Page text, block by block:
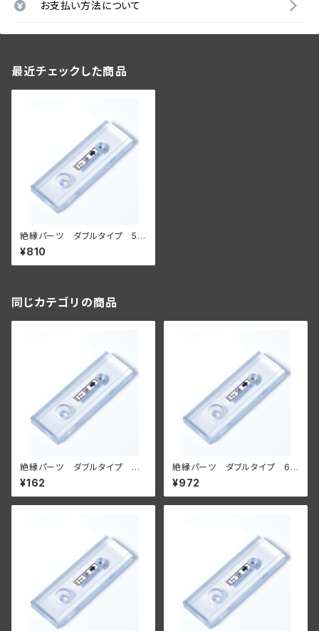
お支払い方法について
最近チェックした商品
絶縁パーツ ダブルタイプ 5個
セット【壁面に付ける場合】
¥810
同じカテゴリの商品
絶縁パーツ ダブルタイプ 単
品【壁面に付ける場合】
¥162
絶縁パーツ ダブルタイプ 6
個セット【壁面に付ける場合】
¥972